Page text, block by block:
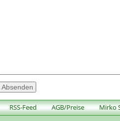
RSS-Feed AGB/Preise Mirko